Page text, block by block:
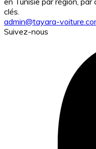
clés.
admin@tayara-
Suivez-nous